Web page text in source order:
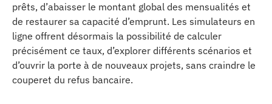
prêts, d’abaisser le montant global des mensualités et
de restaurer sa capacité d’emprunt. Les simulateurs en
ligne offrent désormais la possibilité de calculer
précisément ce taux, d’explorer différents scénarios et
d’ouvrir la porte à de nouveaux projets, sans craindre le
couperet du refus bancaire.